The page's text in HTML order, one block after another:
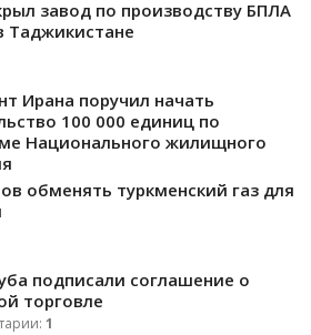
завод по производству БПЛА
Таджикистане
Ирана поручил начать
100 000 единиц по
Национального жилищного
обменять туркменский газ для
подписали соглашение о
торговле
1